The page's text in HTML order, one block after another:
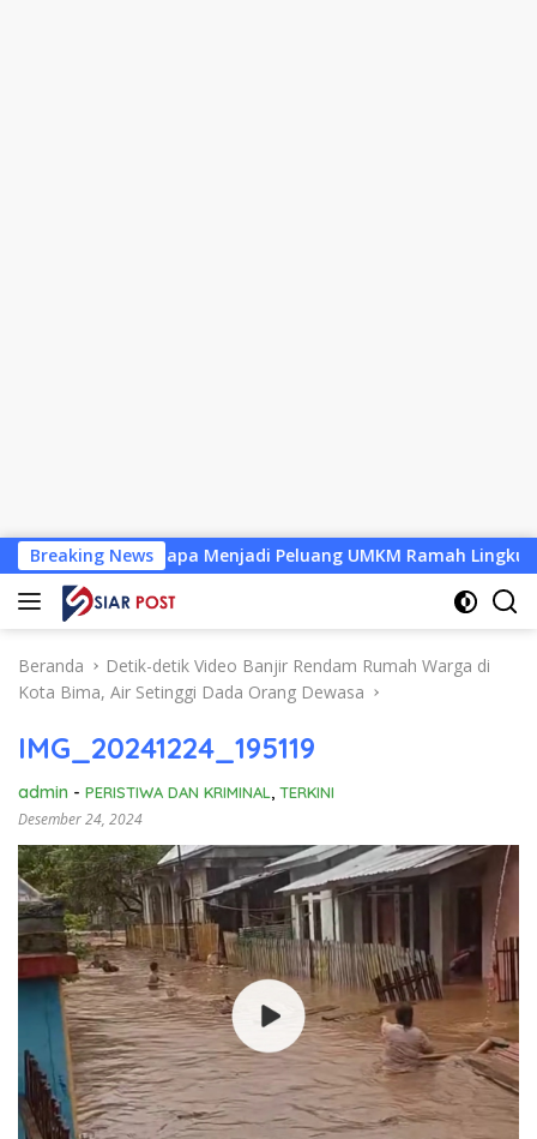
Langsung
ke
konten
Breaking News
Kelapa Menjadi Peluang UMKM Ramah Lingkungan
Beranda
Detik-detik Video Banjir Rendam Rumah Warga di
Kota Bima, Air Setinggi Dada Orang Dewasa
IMG_20241224_195119
admin - PERISTIWA DAN KRIMINAL, TERKINI
Desember 24, 2024